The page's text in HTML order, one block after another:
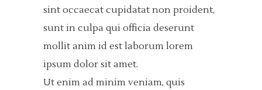
sint occaecat cupidatat non proident,
sunt in culpa qui officia deserunt
mollit anim id est laborum lorem
ipsum dolor sit amet.
Ut enim ad minim veniam, quis